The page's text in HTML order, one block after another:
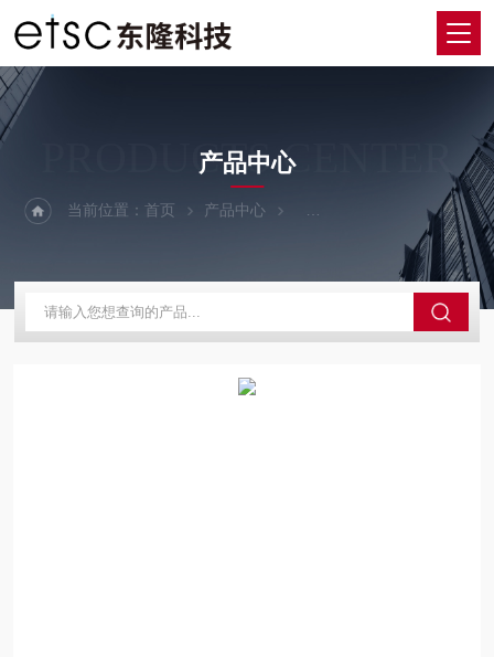
PRODUCTS CENTER
产品中心
当前位置：首页 产品中心 荧光光谱仪&拉曼光谱仪